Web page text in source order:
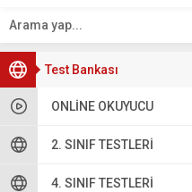
Test Bankası
ONLINE OKUYUCU
2. SINIF TESTLERI
4. SINIF TESTLERI
sayfa yüklenmediyse buraya...